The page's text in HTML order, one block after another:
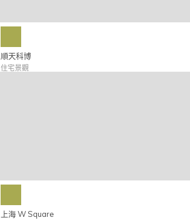
順天科博
住宅景觀
上海 W Square